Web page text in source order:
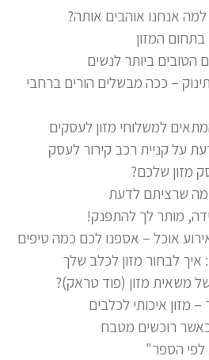
למה אנחנו אוהבים אותה?
המזון
הטובים ביותר לנשים
– ככה מבשלים הורים ברחבי
למשלוחי מזון לעסקים
על קניית רכב קירור לעסק
מזון שלכם?
מה שרציתם לדעת
מותר לך להתפנק!
אוכל – אספנו לכם כמה טיפים
לבחור מזון לכלב שלך
משאית מזון (פוד טראק)?
– מזון איכותי לכלבים
רוכשים מטבח
לפי הספר"